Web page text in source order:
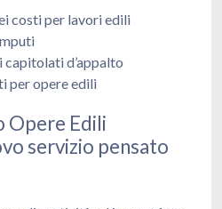
costi per lavori edili
d’appalto
per opere edili
Opere Edili
servizio pensato